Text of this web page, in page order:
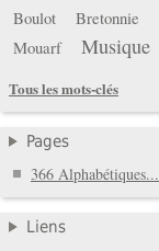
Boulot
Bretonnie
Mouarf Musique
Tous les mots-clés
Pages
366 Alphabétiques...
Liens